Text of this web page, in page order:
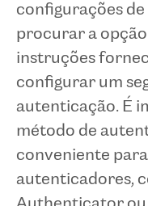
configurações de
procurar a opção
instruções
configurar um
autenticação. É
método de
conveniente
autenticadores,